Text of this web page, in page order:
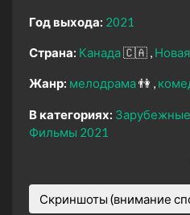
Год выхода: 2021
Страна: Канада🇨🇦
Жанр: мелодрама👫
В категориях:
Фильмы 2021
Скриншоты (внимание